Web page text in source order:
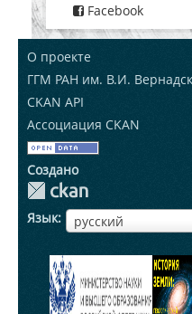
Facebook
О проекте
ГГМ РАН им. В.И.
CKAN API
Ассоциация CKAN
Создано
Язык русский
ЯзыкЯзык